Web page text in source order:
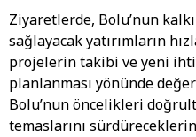
Ziyaretlerde, Bolu’nun
sağlayacak yatırımların
projelerin takibi ve yeni
planlanması yönünde
Bolu’nun öncelikleri
temaslarını